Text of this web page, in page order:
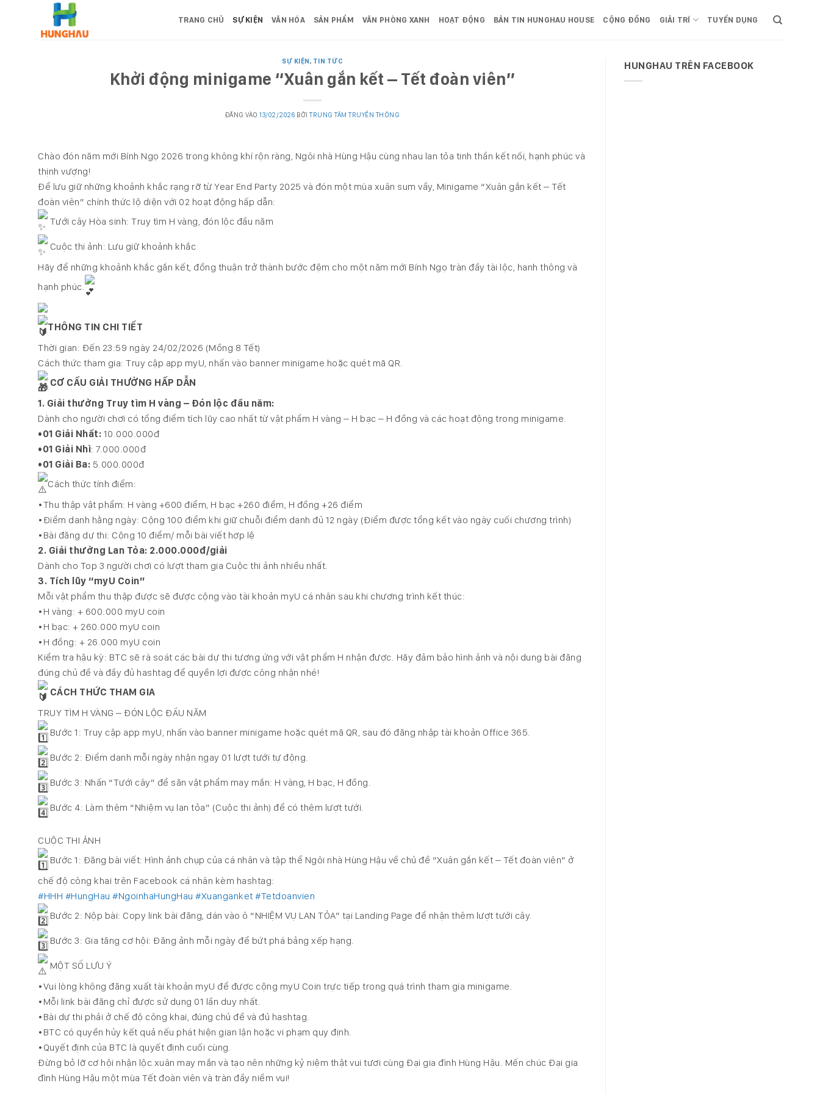
TRANG CHỦ SỰ KIỆN VĂN HÓA SẢN PHẨM VĂN PHÒNG XANH HOẠT ĐỘNG BẢN TIN HUNGHAU HOUSE CỘNG ĐỒNG GIẢI TRÍ TUYỂN DỤNG
SỰ KIỆN, TIN TỨC
Khởi động minigame “Xuân gắn kết – Tết đoàn viên”
ĐĂNG VÀO13/02/2026 BỞITRUNG TÂM TRUYỀN THÔNG
Chào đón năm mới Bính Ngọ 2026 trong không khí rộn ràng, Ngôi nhà Hùng Hậu cùng nhau lan tỏa tinh thần kết nối, hạnh phúc và
thịnh vượng!
Để lưu giữ những khoảnh khắc rạng rỡ từ Year End Party 2025 và đón một mùa xuân sum vầy, Minigame “Xuân gắn kết – Tết
đoàn viên” chính thức lộ diện với 02 hoạt động hấp dẫn:
Tưới cây Hòa sinh: Truy tìm H vàng, đón lộc đầu năm
Cuộc thi ảnh: Lưu giữ khoảnh khắc
Hãy để những khoảnh khắc gắn kết, đồng thuận trở thành bước đệm cho một năm mới Bính Ngọ tràn đầy tài lộc, hanh thông và
hạnh phúc.
THÔNG TIN CHI TIẾT
Thời gian: Đến 23:59 ngày 24/02/2026 (Mồng 8 Tết)
Cách thức tham gia: Truy cập app myU, nhấn vào banner minigame hoặc quét mã QR.
CƠ CẤU GIẢI THƯỞNG HẤP DẪN
1. Giải thưởng Truy tìm H vàng – Đón lộc đầu năm:
Dành cho người chơi có tổng điểm tích lũy cao nhất từ vật phẩm H vàng – H bạc – H đồng và các hoạt động trong minigame.
•01 Giải Nhất: 10.000.000đ
•01 Giải Nhì: 7.000.000đ
•01 Giải Ba: 5.000.000đ
Cách thức tính điểm:
•Thu thập vật phẩm: H vàng +600 điểm, H bạc +260 điểm, H đồng +26 điểm
•Điểm danh hằng ngày: Cộng 100 điểm khi giữ chuỗi điểm danh đủ 12 ngày (Điểm được tổng kết vào ngày cuối chương trình)
•Bài đăng dự thi: Cộng 10 điểm/ mỗi bài viết hợp lệ
2. Giải thưởng Lan Tỏa: 2.000.000đ/giải
Dành cho Top 3 người chơi có lượt tham gia Cuộc thi ảnh nhiều nhất.
3. Tích lũy “myU Coin”
Mỗi vật phẩm thu thập được sẽ được cộng vào tài khoản myU cá nhân sau khi chương trình kết thúc:
•H vàng: + 600.000 myU coin
•H bạc: + 260.000 myU coin
•H đồng: + 26.000 myU coin
Kiểm tra hậu kỳ: BTC sẽ rà soát các bài dự thi tương ứng với vật phẩm H nhận được. Hãy đảm bảo hình ảnh và nội dung bài đăng
đúng chủ đề và đầy đủ hashtag để quyền lợi được công nhận nhé!
CÁCH THỨC THAM GIA
TRUY TÌM H VÀNG – ĐÓN LỘC ĐẦU NĂM
Bước 1: Truy cập app myU, nhấn vào banner minigame hoặc quét mã QR, sau đó đăng nhập tài khoản Office 365.
Bước 2: Điểm danh mỗi ngày nhận ngay 01 lượt tưới tự động.
Bước 3: Nhấn “Tưới cây” để săn vật phẩm may mắn: H vàng, H bạc, H đồng.
Bước 4: Làm thêm “Nhiệm vụ lan tỏa” (Cuộc thi ảnh) để có thêm lượt tưới.
CUỘC THI ẢNH
Bước 1: Đăng bài viết: Hình ảnh chụp của cá nhân và tập thể Ngôi nhà Hùng Hậu về chủ đề “Xuân gắn kết – Tết đoàn viên” ở
chế độ công khai trên Facebook cá nhân kèm hashtag:
#HHH #HungHau #NgoinhaHungHau #Xuanganket #Tetdoanvien
Bước 2: Nộp bài: Copy link bài đăng, dán vào ô “NHIỆM VỤ LAN TỎA” tại Landing Page để nhận thêm lượt tưới cây.
Bước 3: Gia tăng cơ hội: Đăng ảnh mỗi ngày để bứt phá bảng xếp hạng.
MỘT SỐ LƯU Ý
•Vui lòng không đăng xuất tài khoản myU để được cộng myU Coin trực tiếp trong quá trình tham gia minigame.
•Mỗi link bài đăng chỉ được sử dụng 01 lần duy nhất.
•Bài dự thi phải ở chế độ công khai, đúng chủ đề và đủ hashtag.
•BTC có quyền hủy kết quả nếu phát hiện gian lận hoặc vi phạm quy định.
•Quyết định của BTC là quyết định cuối cùng.
Đừng bỏ lỡ cơ hội nhận lộc xuân may mắn và tạo nên những kỷ niệm thật vui tươi cùng Đại gia đình Hùng Hậu. Mến chúc Đại gia
đình Hùng Hậu một mùa Tết đoàn viên và tràn đầy niềm vui!
HUNGHAU TRÊN FACEBOOK